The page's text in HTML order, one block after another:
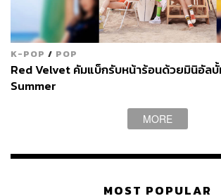
K-POP / POP
Red Velvet คัมแบ็กรับหน้าร้อนด้วยมินิอัล
Summer
MORE
MOST POPULAR